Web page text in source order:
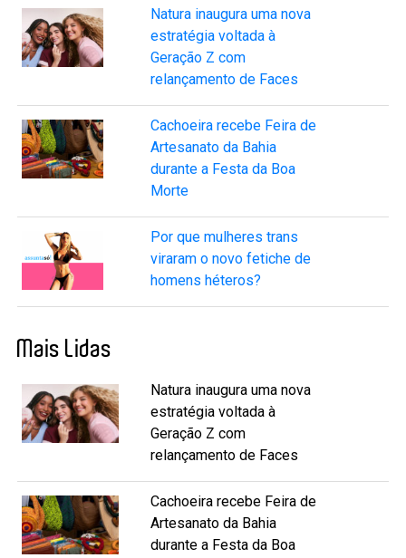
Natura inaugura uma nova
estratégia voltada à
Geração Z com
relançamento de Faces
Cachoeira recebe Feira de
Artesanato da Bahia
durante a Festa da Boa
Morte
Por que mulheres trans
viraram o novo fetiche de
homens héteros?
Mais Lidas
Natura inaugura uma nova
estratégia voltada à
Geração Z com
relançamento de Faces
Cachoeira recebe Feira de
Artesanato da Bahia
durante a Festa da Boa